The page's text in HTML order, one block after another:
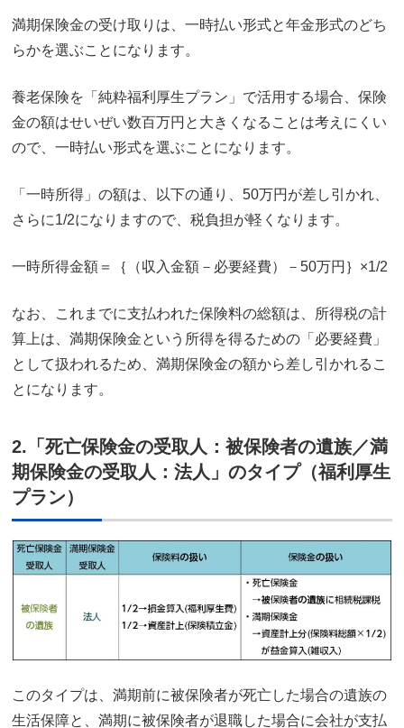
満期保険金の受け取りは、一時払い形式と年金形式のどち
らかを選ぶことになります。
養老保険を「純粋福利厚生プラン」で活用する場合、保険
金の額はせいぜい数百万円と大きくなることは考えにくい
ので、一時払い形式を選ぶことになります。
「一時所得」の額は、以下の通り、50万円が差し引かれ、
さらに1/2になりますので、税負担が軽くなります。
一時所得金額＝｛（収入金額－必要経費）－50万円｝×1/2
なお、これまでに支払われた保険料の総額は、所得税の計
算上は、満期保険金という所得を得るための「必要経費」
として扱われるため、満期保険金の額から差し引かれるこ
とになります。
2.「死亡保険金の受取人：被保険者の遺族／満
期保険金の受取人：法人」のタイプ（福利厚生
プラン）
このタイプは、満期前に被保険者が死亡した場合の遺族の
生活保障と、満期に被保険者が退職した場合に会社が支払